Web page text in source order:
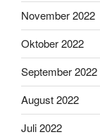
November 2022
Oktober 2022
September 2022
August 2022
Juli 2022